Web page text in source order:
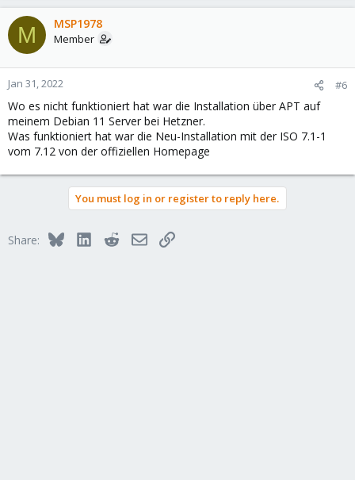
M MSP1978
Member
Jan 31, 2022 #6
Wo es nicht funktioniert hat war die Installation über APT auf
meinem Debian 11 Server bei Hetzner.
Was funktioniert hat war die Neu-Installation mit der ISO 7.1-1
vom 7.12 von der offiziellen Homepage
You must log in or register to reply here.
Share: BlueskyLinkedInRedditEmailLink